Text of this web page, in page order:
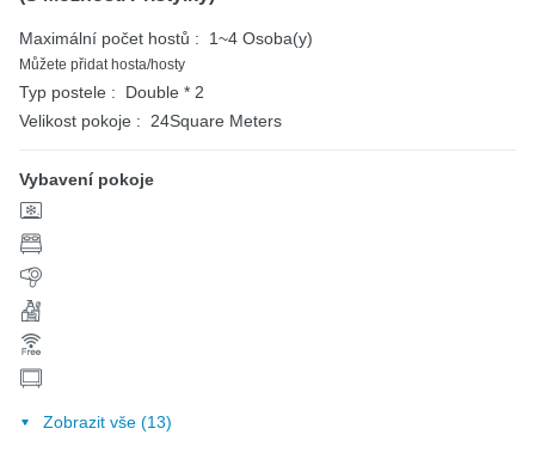
Maximální počet hostů : 1~4 Osoba(y)
Můžete přidat hosta/hosty
Typ postele :
Double * 2
Velikost pokoje :
24Square Meters
Vybavení pokoje
Zobrazit vše (13)